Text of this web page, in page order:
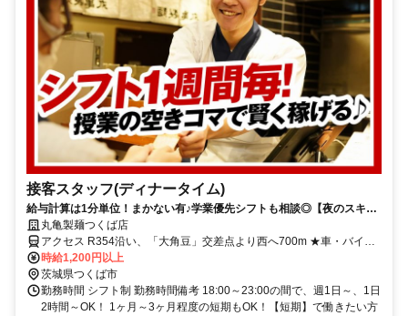
接客スタッフ(ディナータイム)
給与計算は1分単位！まかない有♪学業優先シフトも相談◎【夜のスキマ
時間でOK】学生さん活躍中！友達と応募も◎週1日～／1日2h～OK◎
丸亀製麺つくば店
アクセス R354沿い、「大角豆」交差点より西へ700m ★車・バイク
通勤OK！ガソリン代も規定支給！ ★自転車通勤も可！（駐輪場料金
は自己負担、店にある場合は利用可）
時給1,200円以上
茨城県つくば市
勤務時間 シフト制 勤務時間備考 18:00～23:00の間で、週1日～、1日
2時間～OK！ 1ヶ月～3ヶ月程度の短期もOK！【短期】で働きたい方